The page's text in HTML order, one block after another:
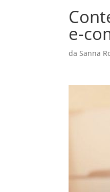
e-
daSanna